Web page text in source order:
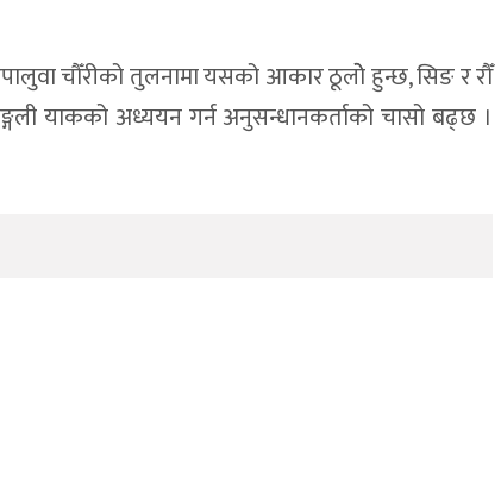
चौँरीको तुलनामा यसको आकार ठूलोे हुन्छ, सिङ र रौँ
याकको अध्ययन गर्न अनुसन्धानकर्ताको चासो बढ्छ ।